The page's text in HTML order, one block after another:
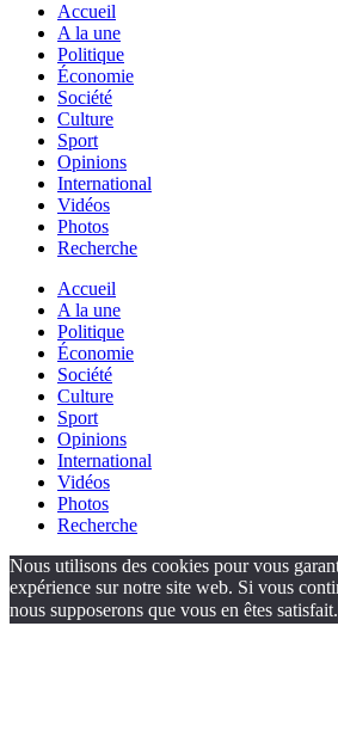
Accueil
A la une
Politique
Économie
Société
Culture
Sport
Opinions
International
Vidéos
Photos
Recherche
Accueil
A la une
Politique
Économie
Société
Culture
Sport
Opinions
International
Vidéos
Photos
Recherche
Nous utilisons des cookies pour vous
expérience sur notre site web. Si vous
nous supposerons que vous en êtes satisfait.